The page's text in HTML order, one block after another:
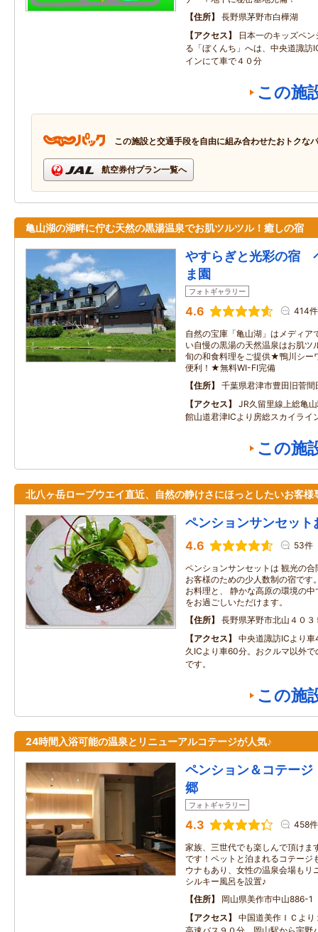
住所
長野県茅野市白樺湖
アクセス
日本一のキッズペ
る「ぼくんち」へは、中央道諏訪
インにて車で４０分
この施
この施設と交通手段を自由に組み合わせたおトクな
航空券付プラン一覧へ
亀山湖の湖畔に佇む天然の黒湯温泉でお肌ツルツル！癒しの宿
やすらぎと光彩の宿
ま園
フォトギャラリー
4.6 414件
自然の宝庫「亀山湖」はメディ
い自慢の黒湯の天然温泉はお肌
旬の和食料理をご提供★鴨川シー
便利！★無料WI-FI完備
住所
千葉県君津市豊田旧菅間
アクセス
JR久留里線上総亀
館山道君津ICより房総スカイライ
この施
北八ヶ岳ロープウエイ直近、自然の静けさにほっとしたいお客様
ペンションサンセット
4.6 53件
ペンションサンセットは 観光の
お客様のための少人数制の宿です
お料理と、 静かな高原の環境の
をお過ごしいただけます。
住所
長野県茅野市北山４０３
アクセス
中央道諏訪ICより
久ICより車60分。おクルマ以外
です。
この施
24時間入浴可能の温泉とリニューアルコテージが人気♪
ペンション＆コテー
郷
フォトギャラリー
4.3 458件
家族、三世代でも楽しんで頂け
です！ペットと泊まれるコテー
ウナもあり、女性の温泉会場もリ
シルキー風呂を設置♪
住所
岡山県美作市中山886-1
アクセス
中国道美作ＩＣよ